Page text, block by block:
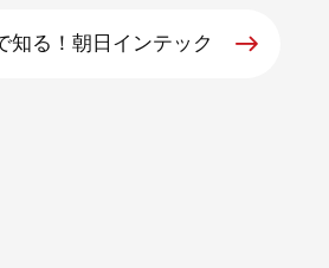
知る！朝日インテック